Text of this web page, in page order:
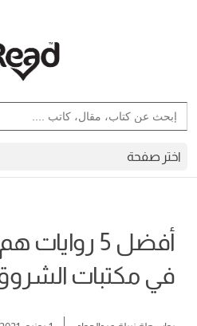
Search
for:
Search Button
اختر صفحة
أفضل 5
في مكتبات